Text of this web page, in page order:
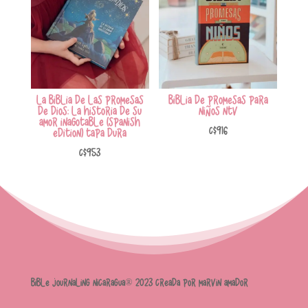
La Biblia de las promesas
de Dios: La historia de Su
amor inagotable (Spanish
Edition) Tapa dura
C$953
Biblia de promesas para
niños NTV
C$916
Bible Journaling Nicaragua® 2023 Creada por Marvin Amador